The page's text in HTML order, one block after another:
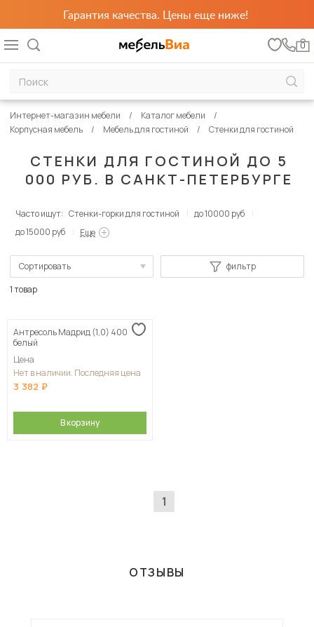
Гарантия качества. Цены еще ниже!
0
СТЕНКИ ДЛЯ ГОСТИНОЙ ДО 5
000 РУБ. В САНКТ-ПЕТЕРБУРГЕ
Интернет-магазин мебели
Каталог мебели
Корпусная мебель
Мебель для гостиной Стенки для гостиной
Часто ищут: Стенки-горки для гостиной
до 10000 руб
до 15000 руб
Еще
Сортировать
Сначала дорогие
фильтр
1 товар
Антресоль Мадрид (1,0) 400
белый
Цена
Нет в наличии. Последняя цена
3 382
В корзину
1
ОТЗЫВЫ